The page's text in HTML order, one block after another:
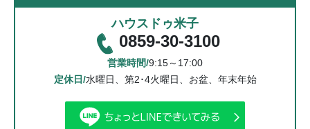
ハウスドゥ米子
0859-30-3100
営業時間/9:15～17:00
定休日/水曜日、第2･4火曜日、お盆、年末年始